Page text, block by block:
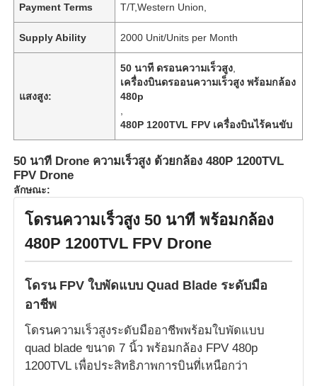
Payment Terms T/T,Western Union,
Supply Ability 2000 Unit/Units per Month
แสงสูง:
50 นาที ดรอนความเร็วสูง
เครื่องบินดรออนความเร็วสูง พร้อมกล้อง
480p
480P 1200TVL FPV เครื่องบินไร้คนขับ
50 นาที Drone ความเร็วสูง ด้วยกล้อง 480P 1200TVL
FPV Drone
ลักษณะ:
โดรนความเร็วสูง 50 นาที พร้อมกล้อง
480P 1200TVL FPV Drone
โดรน FPV ใบพัดแบบ Quad Blade ระดับมือ
อาชีพ
โดรนความเร็วสูงระดับมืออาชีพพร้อมใบพัดแบบ
quad blade ขนาด 7 นิ้ว พร้อมกล้อง FPV 480p
1200TVL เพื่อประสิทธิภาพการบินที่เหนือกว่า